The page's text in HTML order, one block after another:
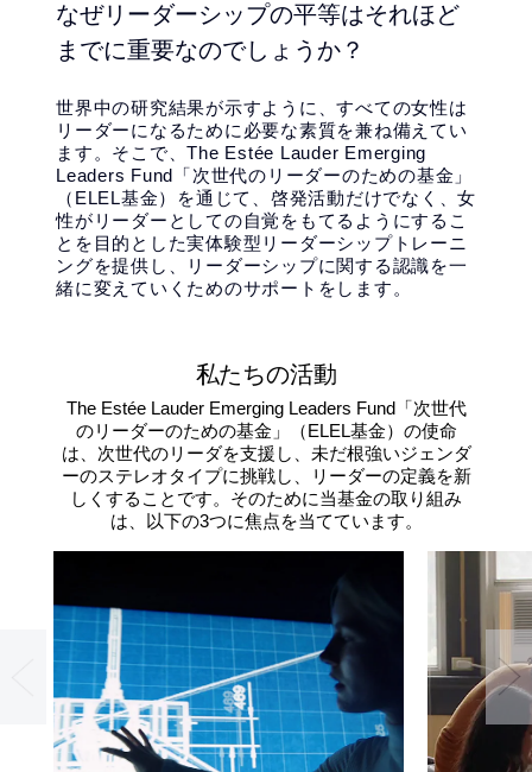
なぜリーダーシップの平等はそれほど
までに重要なのでしょうか？
世界中の研究結果が示すように、すべての女性は
リーダーになるために必要な素質を兼ね備えてい
ます。そこで、The Estée Lauder Emerging
Leaders Fund「次世代のリーダーのための基金」
（ELEL基金）を通じて、啓発活動だけでなく、女
性がリーダーとしての自覚をもてるようにするこ
とを目的とした実体験型リーダーシップトレーニ
ングを提供し、リーダーシップに関する認識を一
緒に変えていくためのサポートをします。
私たちの活動
The Estée Lauder Emerging Leaders Fund「次世代
のリーダーのための基金」（ELEL基金）の使命
は、次世代のリーダを支援し、未だ根強いジェンダ
ーのステレオタイプに挑戦し、リーダーの定義を新
しくすることです。そのために当基金の取り組み
は、以下の3つに焦点を当てています。